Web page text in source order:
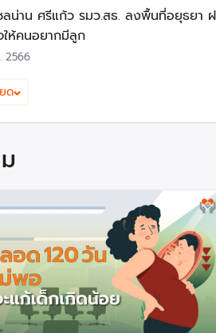
ให้คนไทยไม่อยากมีลูกเกิดจากปัญหา
งสาธารณสุขจึงเร่งผลักดันให้การส่งเส
ลือคนที่มีบุตรยาก
ายที่เป็นอุปสรรคต่อการเข้าถึงบริการ
งเพศ กลุ่มหนุ่มโสด สาวโสดที่อยากมีลูก
ารให้คนแต่งงาน มีคู่ครอง
วทางการดำเนินงาน ยุทธศาสตร์ สำคั
งเสริมการมีบุตรเป็นวาระแห่งชาติ และ
พื่อเพิ่มโอกาสในการมีบุตร คาดว่าจะสา
อ ที่กำลังหาแนวทาง
น่าน ศรีแก้ว รมว.สธ. ลงพื้นที่อยุธยา
จให้คนอยากมีลูก
2566
ด